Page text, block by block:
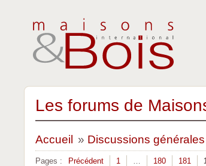
Les forums de
Accueil » Discussions générales
Pages : Précédent 1 … 180 181